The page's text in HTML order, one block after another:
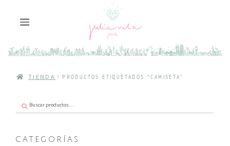
TIENDA PRODUCTOS ETIQUETADOS “CAMISETA”
por:
CATEGORÍAS